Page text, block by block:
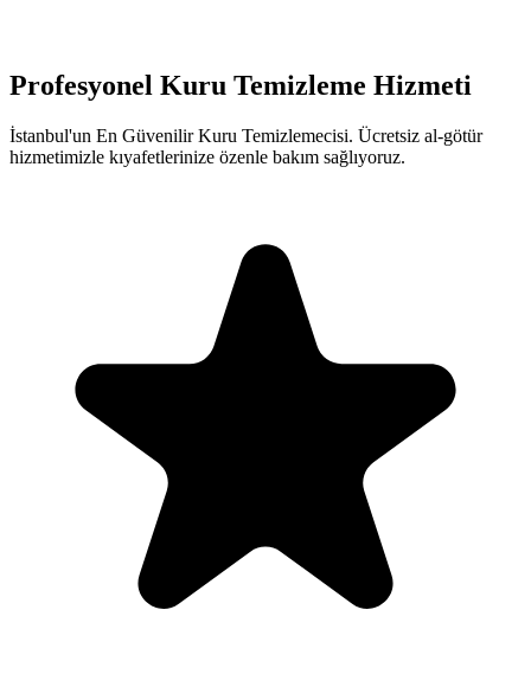
Profesyonel Kuru Temizleme Hizmeti
İstanbul'un En Güvenilir Kuru Temizlemecisi. Ücretsiz al-götür
hizmetimizle kıyafetlerinize özenle bakım sağlıyoruz.